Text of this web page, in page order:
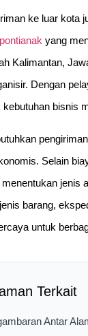
ke luar kota
yang
Kalimantan,
Dengan
bisnis
Selain
jenis
barang,
untuk
Terkait
Antar